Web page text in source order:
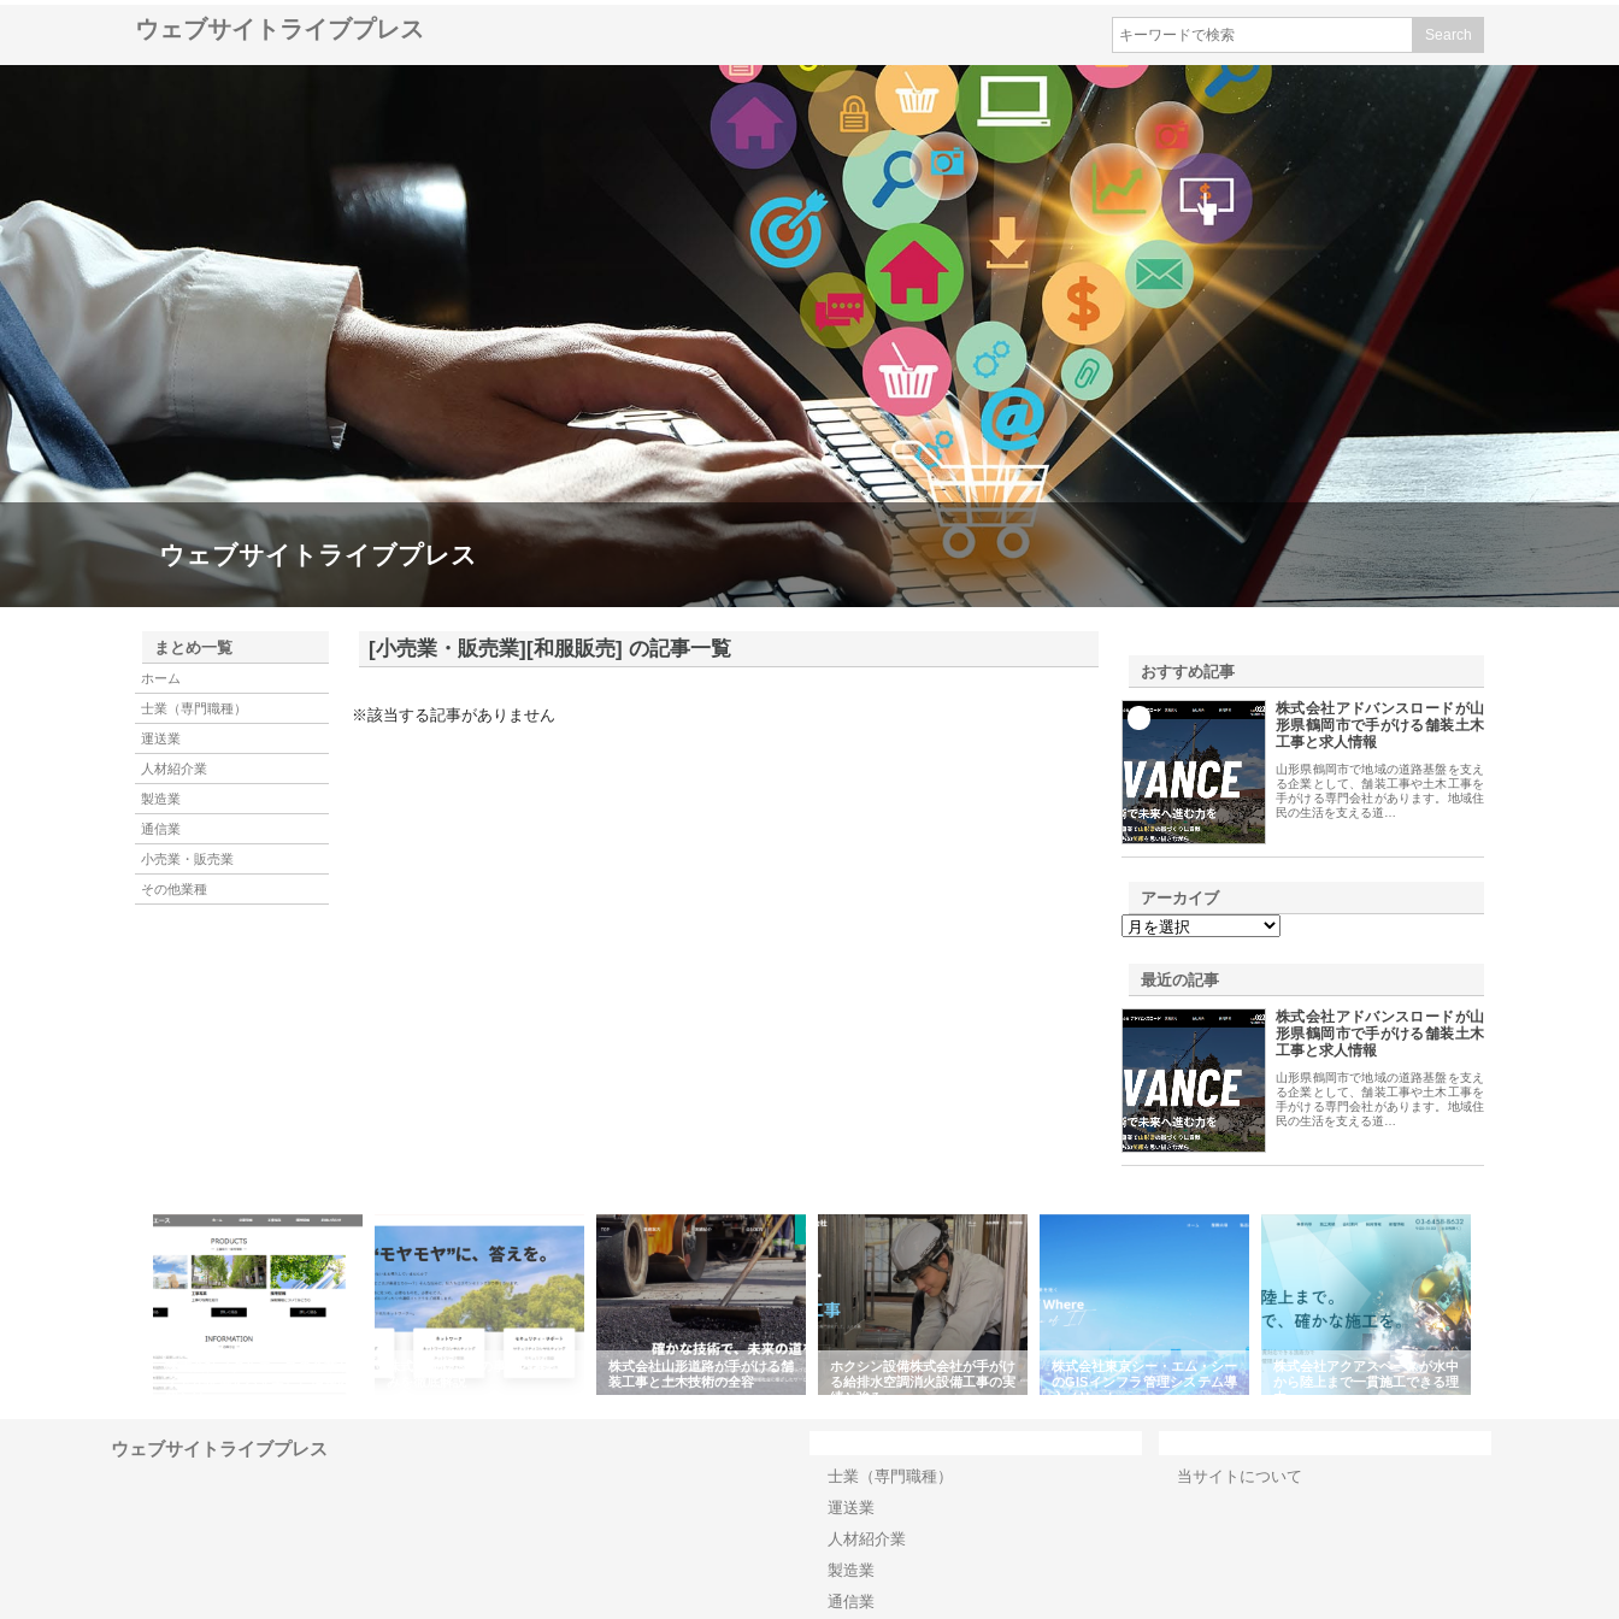
ウェブサイトライブプレス
ウェブサイトライブプレス
まとめ一覧
ホーム
士業（専門職種）
運送業
人材紹介業
製造業
通信業
小売業・販売業
その他業種
[小売業・販売業][和服販売] の記事一覧
※該当する記事がありません
おすすめ記事
株式会社アドバンスロードが山
形県鶴岡市で手がける舗装土木
工事と求人情報
山形県鶴岡市で地域の道路基盤を支え
る企業として、舗装工事や土木工事を
手がける専門会社があります。地域住
民の生活を支える道…
アーカイブ
最近の記事
株式会社アドバンスロードが山
形県鶴岡市で手がける舗装土木
工事と求人情報
山形県鶴岡市で地域の道路基盤を支え
る企業として、舗装工事や土木工事を
手がける専門会社があります。地域住
民の生活を支える道…
みを徹底解説
株式会社山形道路が手がける舗
ホクシン設備株式会社が手がけ
る給排水空調消火設備工事の実
績と強み
株式会社東京シー・エム・シー
のGISインフラ管理システム導
入メリット
株式会社アクアスペースが水中
から陸上まで一貫施工できる理
由
株式会社地盤調査事務所が選ば
れ続ける理由と建設コンサルの
強み
ウェブサイトライブプレス
士業（専門職種）
運送業
人材紹介業
製造業
通信業
当サイトについて